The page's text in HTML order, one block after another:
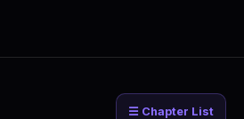
☰ Chapter List